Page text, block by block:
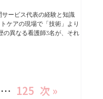
ービス代表の経験と知識
ケアの現場で「技術」より
の異なる看護師3名が、それ
… 125 次 »